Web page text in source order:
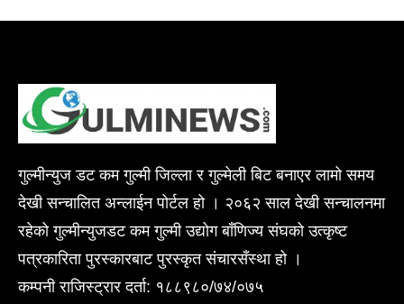
गुल्मीन्युज डट कम गुल्मी जिल्ला र गुल्मेली बिट बनाएर लामो समय
देखी सन्चालित अन्लाईन पोर्टल हो । २०६२ साल देखी सन्चालनमा
रहेको गुल्मीन्युजडट कम गुल्मी उद्योग बाँणिज्य संघको उत्कृष्ट
पत्रकारिता पुरस्कारबाट पुरस्कृत संचारसँस्था हो ।
कम्पनी राजिस्ट्रार दर्ता: १८८९८०/७४/०७५